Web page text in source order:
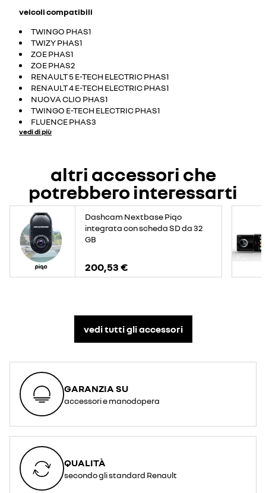
veicoli compatibili
TWINGO PHAS1
TWIZY PHAS1
ZOE PHAS1
ZOE PHAS2
RENAULT 5 E-TECH ELECTRIC PHAS1
RENAULT 4 E-TECH ELECTRIC PHAS1
NUOVA CLIO PHAS1
TWINGO E-TECH ELECTRIC PHAS1
FLUENCE PHAS3
vedi di più
altri accessori che
potrebbero interessarti
Dashcam Nextbase Piqo
integrata con scheda SD da 32
GB
200,53 €
vedi tutti gli accessori​
GARANZIA SU
accessori e manodopera
QUALITÀ
secondo gli standard Renault